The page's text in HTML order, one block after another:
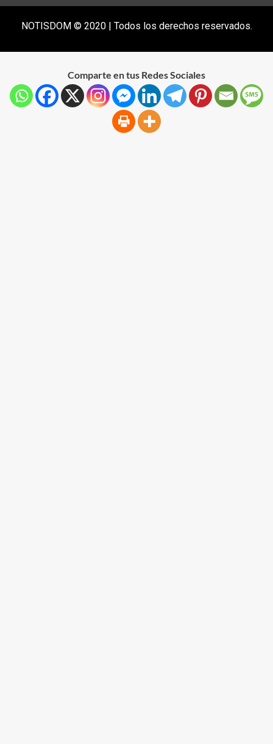
NOTISDOM © 2020 | Todos los derechos reservados.
Comparte en tus Redes Sociales